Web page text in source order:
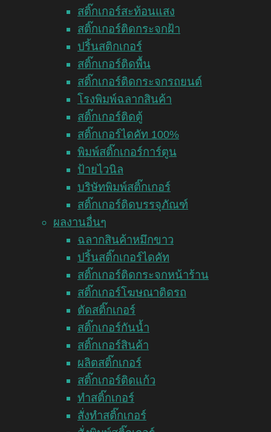
สติ๊กเกอร์สะท้อนแสง
สติ๊กเกอร์ติดกระจกฝ้า
ปริ้นสติกเกอร์
สติ๊กเกอร์ติดพื้น
สติ๊กเกอร์ติดกระจกรถยนต์
โรงพิมพ์ฉลากสินค้า
สติ๊กเกอร์ติดตู้
สติ๊กเกอร์ไดคัท 100%
พิมพ์สติ๊กเกอร์การ์ตูน
ป้ายไวนิล
บริษัทพิมพ์สติ๊กเกอร์
สติ๊กเกอร์ติดบรรจุภัณฑ์
ผลงานอื่นๆ
ฉลากสินค้าหมึกขาว
ปริ้นสติ๊กเกอร์ไดคัท
สติ๊กเกอร์ติดกระจกหน้าร้าน
สติ๊กเกอร์โฆษณาติดรถ
ตัดสติ๊กเกอร์
สติ๊กเกอร์กันน้ำ
สติ๊กเกอร์สินค้า
ผลิตสติ๊กเกอร์
สติ๊กเกอร์ติดแก้ว
ทำสติ๊กเกอร์
สั่งทำสติ๊กเกอร์